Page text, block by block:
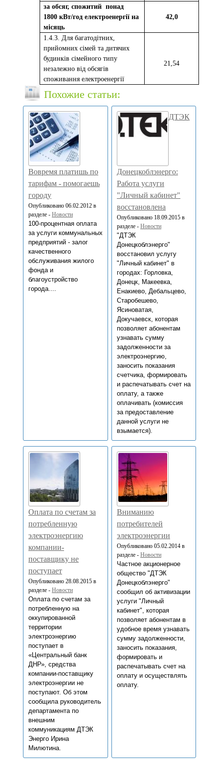
за обсяг, спожитий понад
1800 кВт/год електроенергії на
місяць
42,0
1.4.3. Для багатодітних,
прийомних сімей та дитячих
будинків сімейного типу
незалежно від обсягів
споживання електроенергії
21,54
Похожие статьи:
Вовремя платишь по
тарифам - помогаешь
городу
Опубликовано 06.02.2012 в
разделе - Новости
100-процентная оплата
за услуги коммунальных
предприятий - залог
качественного
обслуживания жилого
фонда и
благоустройство
города....
ДТЭК
Донецкоблэнерго:
Работа услуги
"Личный кабинет"
восстановлена
Опубликовано 18.09.2015 в
разделе - Новости
"ДТЭК
Донецкоблэнерго"
восстановил услугу
"Личный кабинет" в
городах: Горловка,
Донецк, Макеевка,
Енакиево, Дебальцево,
Старобешево,
Ясиноватая,
Докучаевск, которая
позволяет абонентам
узнавать сумму
задолженности за
электроэнергию,
заносить показания
счетчика, формировать
и распечатывать счет на
оплату, а также
оплачивать (комиссия
за предоставление
данной услуги не
взымается).
Оплата по счетам за
потребленную
электроэнергию
компании-
поставщику не
поступает
Опубликовано 28.08.2015 в
разделе - Новости
Оплата по счетам за
потребленную на
оккупированной
территории
электроэнергию
поступает в
«Центральный банк
ДНР», средства
компании-поставщику
электроэнергии не
поступают. Об этом
сообщила руководитель
департамента по
внешним
коммуникациям ДТЭК
Энерго Ирина
Милютина.
Вниманию
потребителей
электроэнергии
Опубликовано 05.02.2014 в
разделе - Новости
Частное акционерное
общество "ДТЭК
Донецкоблэнерго"
сообщил об активизации
услуги "Личный
кабинет", которая
позволяет абонентам в
удобное время узнавать
сумму задолженности,
заносить показания,
формировать и
распечатывать счет на
оплату и осуществлять
оплату.